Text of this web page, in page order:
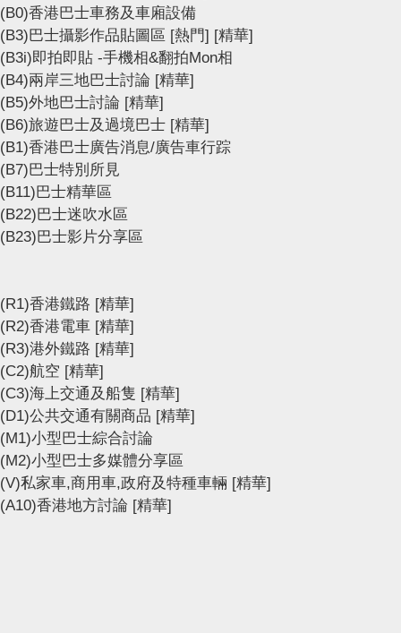
(B0)香港巴士車務及車廂設備
(B3)巴士攝影作品貼圖區 [熱門] [精華]
(B3i)即拍即貼 -手機相&翻拍Mon相
(B4)兩岸三地巴士討論 [精華]
(B5)外地巴士討論 [精華]
(B6)旅遊巴士及過境巴士 [精華]
(B1)香港巴士廣告消息/廣告車行踪
(B7)巴士特別所見
(B11)巴士精華區
(B22)巴士迷吹水區
(B23)巴士影片分享區
(R1)香港鐵路 [精華]
(R2)香港電車 [精華]
(R3)港外鐵路 [精華]
(C2)航空 [精華]
(C3)海上交通及船隻 [精華]
(D1)公共交通有關商品 [精華]
(M1)小型巴士綜合討論
(M2)小型巴士多媒體分享區
(V)私家車,商用車,政府及特種車輛 [精華]
(A10)香港地方討論 [精華]